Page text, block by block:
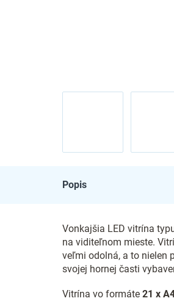
Popis
Vonkajšia LED vitrína
na viditeľnom mieste.
veľmi odolná, a to nielen
svojej hornej časti
Vitrína vo formáte 21 x